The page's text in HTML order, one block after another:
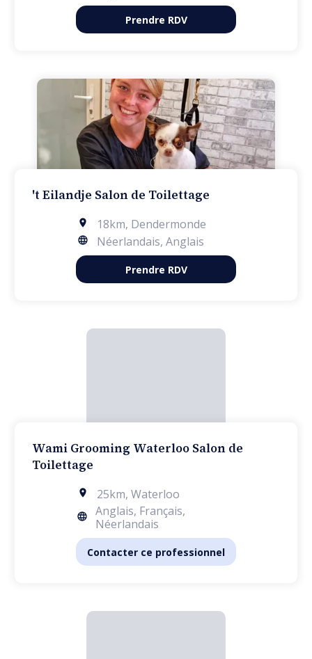
Prendre RDV
't Eilandje Salon de Toilettage
18km, Dendermonde
Néerlandais, Anglais
Prendre RDV
Wami Grooming Waterloo Salon de
Toilettage
25km, Waterloo
Anglais, Français,
Néerlandais
Contacter ce professionnel